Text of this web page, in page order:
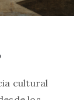
cultural